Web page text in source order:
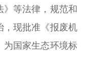
》等法律，规范和
，现批准《报废机
为国家生态环境标